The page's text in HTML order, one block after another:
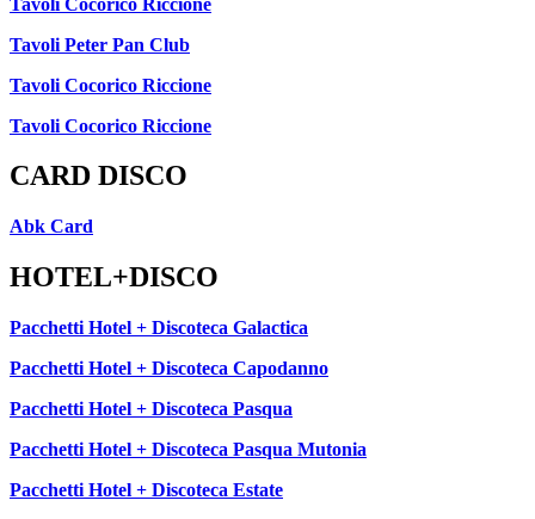
Tavoli Peter Pan Club
Tavoli Cocorico Riccione
Tavoli Cocorico Riccione
CARD DISCO
Abk Card
HOTEL+DISCO
Pacchetti Hotel + Discoteca Galactica
Pacchetti Hotel + Discoteca Capodanno
Pacchetti Hotel + Discoteca Pasqua
Pacchetti Hotel + Discoteca Pasqua Mutonia
Pacchetti Hotel + Discoteca Estate